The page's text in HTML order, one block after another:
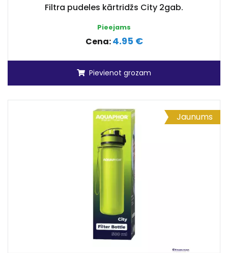
Filtra pudeles kārtridžs City 2gab.
Pieejams
Cena:4.95 €
Pievienot grozam
Jaunums